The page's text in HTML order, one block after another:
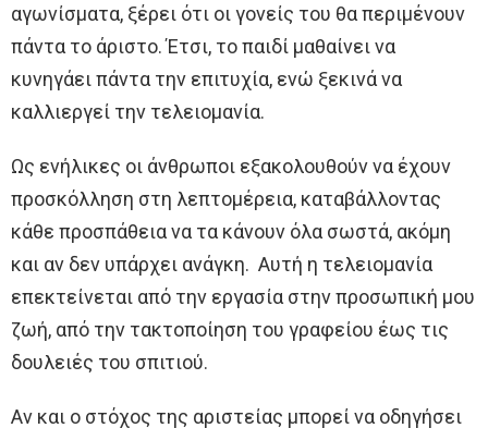
αγωνίσματα, ξέρει ότι οι γονείς του θα περιμένουν
πάντα το άριστο. Έτσι, το παιδί μαθαίνει να
κυνηγάει πάντα την επιτυχία, ενώ ξεκινά να
καλλιεργεί την τελειομανία.
Ως ενήλικες οι άνθρωποι εξακολουθούν να έχουν
προσκόλληση στη λεπτομέρεια, καταβάλλοντας
κάθε προσπάθεια να τα κάνουν όλα σωστά, ακόμη
και αν δεν υπάρχει ανάγκη. Αυτή η τελειομανία
επεκτείνεται από την εργασία στην προσωπική μου
ζωή, από την τακτοποίηση του γραφείου έως τις
δουλειές του σπιτιού.
Αν και ο στόχος της αριστείας μπορεί να οδηγήσει